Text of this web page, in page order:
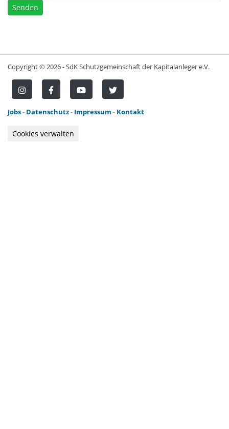
Copyright ©2026 - SdK Schutzgemeinschaft der Kapitalanleger e.V.
Jobs- Datenschutz- Impressum - Kontakt
Cookies verwalten